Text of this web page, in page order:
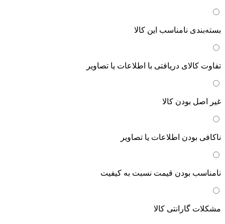
بسته‌بندی نامناسب این کالا
تفاوت کالای دریافتی با اطلاعات یا تصاویر
غیر اصل بودن کالا
ناکافی بودن اطلاعات یا تصاویر
نامناسب بودن قیمت نسبت به کیفیت
مشکلات گارانتی کالا